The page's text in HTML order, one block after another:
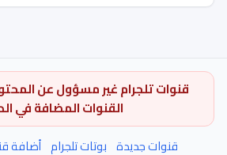
قنوات تلجرام غير مسؤول عن
القنوات المضافة في
قنوات جديدة بوتات تلجرام أضافة